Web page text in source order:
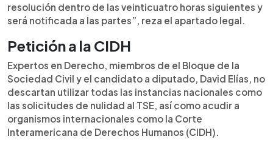
resolución dentro de las veinticuatro horas siguientes y
será notificada a las partes”, reza el apartado legal.
Petición a la CIDH
Expertos en Derecho, miembros de el Bloque de la
Sociedad Civil y el candidato a diputado, David Elías, no
descartan utilizar todas las instancias nacionales como
las solicitudes de nulidad al TSE, así como acudir a
organismos internacionales como la Corte
Interamericana de Derechos Humanos (CIDH).